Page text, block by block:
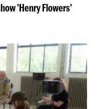
'Henry Flowers'